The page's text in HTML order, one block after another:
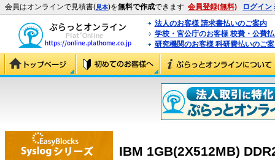
会員はオンラインで見積書(見本)を無料で作成できます 会員登録(無料) ログイン
法人のお客様 請求書払いのご案内
学校・官公庁のお客様 校費・公費
研究機関のお客様 科研費払いのご
IBM 1GB(2X512MB)